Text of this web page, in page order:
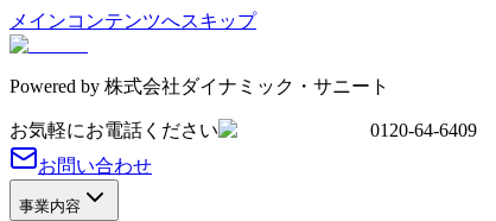
メインコンテンツへスキップ
Powered by 株式会社ダイナミック・サニート
お気軽にお電話ください
0120-64-6409
お問い合わせ
事業内容